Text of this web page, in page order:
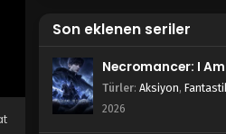
Bing Huo Mo
5, 2022
Son eklenen seriler
Necromancer: I
Türler: Aksiyon,
2026